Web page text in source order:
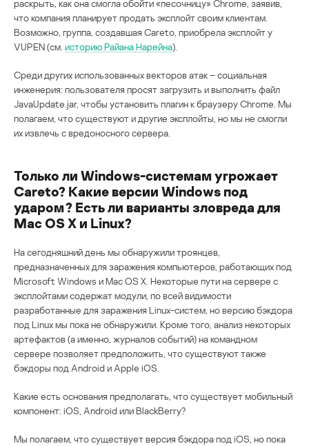
раскрыть, как она смогла обойти «песочницу» Chrome, заявив,
что компания планирует продать эксплойт своим клиентам.
Возможно, группа, создавшая Careto, приобрела эксплойт у
VUPEN (см. историю Райана Нарейна).
Среди других использованных векторов атак – социальная
инженерия: пользователя просят загрузить и выполнить файл
JavaUpdate.jar, чтобы установить плагин к браузеру Chrome. Мы
полагаем, что существуют и другие эксплойты, но мы не смогли
их извлечь с вредоносного сервера.
Только ли Windows-системам угрожает
Careto? Какие версии Windows под
ударом? Есть ли варианты зловреда для
Mac OS X и Linux?
На сегодняшний день мы обнаружили троянцев,
предназначенных для заражения компьютеров, работающих под
Microsoft Windows и Mac OS X. Некоторые пути на сервере с
эксплойтами содержат модули, по всей видимости
разработанные для заражения Linux-систем, но версию бэкдора
под Linux мы пока не обнаружили. Кроме того, анализ некоторых
артефактов (а именно, журналов событий) на командном
сервере позволяет предположить, что существуют также
бэкдоры под Android и Apple iOS.
Какие есть основания предполагать, что существует мобильный
компонент: iOS, Android или BlackBerry?
Мы полагаем, что существует версия бэкдора под iOS, но пока